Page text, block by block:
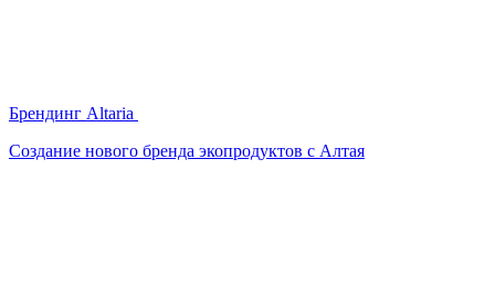
Брендинг Altaria
Создание нового бренда экопродуктов с Алтая